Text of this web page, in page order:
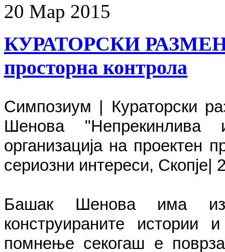
20 Мар 2015
КУРАТОРСКИ
просторна контрола
Симпозиум | Кураторски
Шенова
организација на проектен
сериозни интереси,
Башак Шенова има
конструираните истории
помнење секогаш е